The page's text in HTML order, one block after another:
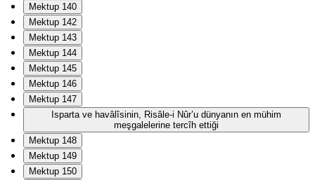
Mektup 140
Mektup 142
Mektup 143
Mektup 144
Mektup 145
Mektup 146
Mektup 147
Isparta ve havâlîsinin, Risâle-i Nûr’u dünyanın en mühim
meşgalelerine tercîh ettiği
Mektup 148
Mektup 149
Mektup 150